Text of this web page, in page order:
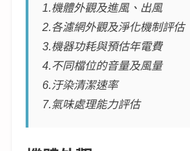
1.機體外觀及進風、出風
2.各濾網外觀及淨化機制評估
3.機器功耗與預估年電費
4.不同檔位的音量及風量
6.汙染清潔速率
7.氣味處理能力評估